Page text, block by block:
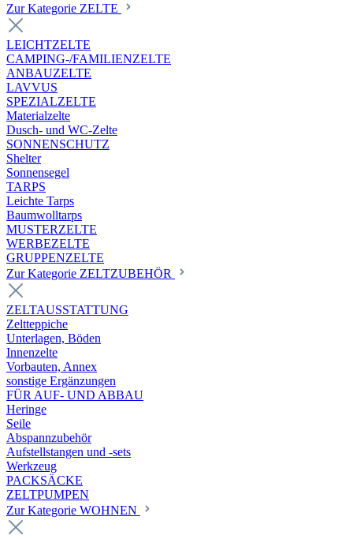
Zur Kategorie ZELTE
LEICHTZELTE
CAMPING-/FAMILIENZELTE
ANBAUZELTE
LAVVUS
SPEZIALZELTE
Materialzelte
Dusch- und WC-Zelte
SONNENSCHUTZ
Shelter
Sonnensegel
TARPS
Leichte Tarps
Baumwolltarps
MUSTERZELTE
WERBEZELTE
GRUPPENZELTE
Zur Kategorie ZELTZUBEHÖR
ZELTAUSSTATTUNG
Zeltteppiche
Unterlagen, Böden
Innenzelte
Vorbauten, Annex
sonstige Ergänzungen
FÜR AUF- UND ABBAU
Heringe
Seile
Abspannzubehör
Aufstellstangen und -sets
Werkzeug
PACKSÄCKE
ZELTPUMPEN
Zur Kategorie WOHNEN